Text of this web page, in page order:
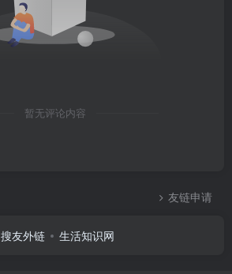
暂无评论内容
友链申请
搜友外链 生活知识网